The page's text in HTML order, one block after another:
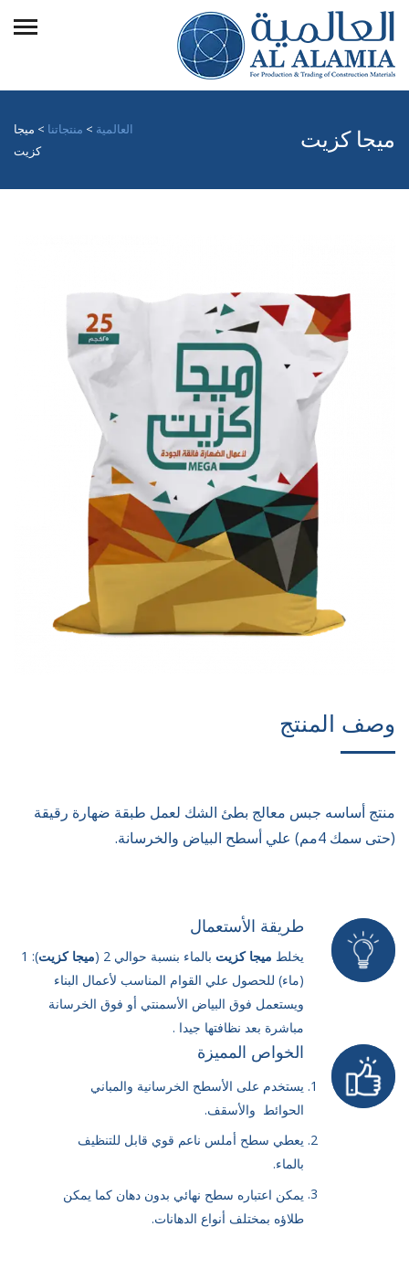
ميجا كزيت العالمية > منتجاتنا > ميجا
كزيت
وصف المنتج
منتج أساسه جبس معالج بطئ الشك لعمل طبقة ضهارة رقيقة
(حتى سمك 4مم) علي أسطح البياض والخرسانة.
طريقة الأستعمال
يخلط ميجا كزيت بالماء بنسبة حوالي 2
(ميجا كزيت):
1
(ماء) للحصول علي القوام المناسب لأعمال البناء
ويستعمل فوق البياض الأسمنتي أو فوق الخرسانة
مباشرة بعد نظافتها جيدا .
الخواص المميزة
يستخدم على الأسطح الخرسانية والمباني
الحوائط والأسقف.
يعطي سطح أملس ناعم قوي قابل للتنظيف
بالماء.
يمكن اعتباره سطح نهائي بدون دهان كما يمكن
طلاؤه بمختلف أنواع الدهانات.